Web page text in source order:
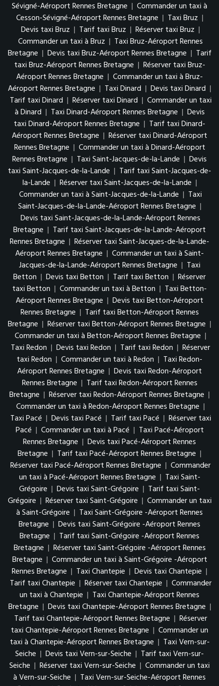
Sévigné-Aéroport Rennes Bretagne | Commander un taxi à
Cesson-Sévigné-Aéroport Rennes Bretagne | Taxi Bruz |
Devis taxi Bruz | Tarif taxi Bruz | Réserver taxi Bruz |
Commander un taxi à Bruz | Taxi Bruz-Aéroport Rennes
Bretagne | Devis taxi Bruz-Aéroport Rennes Bretagne | Tarif
taxi Bruz-Aéroport Rennes Bretagne | Réserver taxi Bruz-
Aéroport Rennes Bretagne | Commander un taxi à Bruz-
Aéroport Rennes Bretagne | Taxi Dinard | Devis taxi Dinard |
Tarif taxi Dinard | Réserver taxi Dinard | Commander un taxi
à Dinard | Taxi Dinard-Aéroport Rennes Bretagne | Devis
taxi Dinard-Aéroport Rennes Bretagne | Tarif taxi Dinard-
Aéroport Rennes Bretagne | Réserver taxi Dinard-Aéroport
Rennes Bretagne | Commander un taxi à Dinard-Aéroport
Rennes Bretagne | Taxi Saint-Jacques-de-la-Lande | Devis
taxi Saint-Jacques-de-la-Lande | Tarif taxi Saint-Jacques-de-
la-Lande | Réserver taxi Saint-Jacques-de-la-Lande |
Commander un taxi à Saint-Jacques-de-la-Lande | Taxi
Saint-Jacques-de-la-Lande-Aéroport Rennes Bretagne |
Devis taxi Saint-Jacques-de-la-Lande-Aéroport Rennes
Bretagne | Tarif taxi Saint-Jacques-de-la-Lande-Aéroport
Rennes Bretagne | Réserver taxi Saint-Jacques-de-la-Lande-
Aéroport Rennes Bretagne | Commander un taxi à Saint-
Jacques-de-la-Lande-Aéroport Rennes Bretagne | Taxi
Betton | Devis taxi Betton | Tarif taxi Betton | Réserver
taxi Betton | Commander un taxi à Betton | Taxi Betton-
Aéroport Rennes Bretagne | Devis taxi Betton-Aéroport
Rennes Bretagne | Tarif taxi Betton-Aéroport Rennes
Bretagne | Réserver taxi Betton-Aéroport Rennes Bretagne |
Commander un taxi à Betton-Aéroport Rennes Bretagne |
Taxi Redon | Devis taxi Redon | Tarif taxi Redon | Réserver
taxi Redon | Commander un taxi à Redon | Taxi Redon-
Aéroport Rennes Bretagne | Devis taxi Redon-Aéroport
Rennes Bretagne | Tarif taxi Redon-Aéroport Rennes
Bretagne | Réserver taxi Redon-Aéroport Rennes Bretagne |
Commander un taxi à Redon-Aéroport Rennes Bretagne |
Taxi Pacé | Devis taxi Pacé | Tarif taxi Pacé | Réserver taxi
Pacé | Commander un taxi à Pacé | Taxi Pacé-Aéroport
Rennes Bretagne | Devis taxi Pacé-Aéroport Rennes
Bretagne | Tarif taxi Pacé-Aéroport Rennes Bretagne |
Réserver taxi Pacé-Aéroport Rennes Bretagne | Commander
un taxi à Pacé-Aéroport Rennes Bretagne | Taxi Saint-
Grégoire | Devis taxi Saint-Grégoire | Tarif taxi Saint-
Grégoire | Réserver taxi Saint-Grégoire | Commander un taxi
à Saint-Grégoire | Taxi Saint-Grégoire -Aéroport Rennes
Bretagne | Devis taxi Saint-Grégoire -Aéroport Rennes
Bretagne | Tarif taxi Saint-Grégoire -Aéroport Rennes
Bretagne | Réserver taxi Saint-Grégoire -Aéroport Rennes
Bretagne | Commander un taxi à Saint-Grégoire -Aéroport
Rennes Bretagne | Taxi Chantepie | Devis taxi Chantepie |
Tarif taxi Chantepie | Réserver taxi Chantepie | Commander
un taxi à Chantepie | Taxi Chantepie-Aéroport Rennes
Bretagne | Devis taxi Chantepie-Aéroport Rennes Bretagne |
Tarif taxi Chantepie-Aéroport Rennes Bretagne | Réserver
taxi Chantepie-Aéroport Rennes Bretagne | Commander un
taxi à Chantepie-Aéroport Rennes Bretagne | Taxi Vern-sur-
Seiche | Devis taxi Vern-sur-Seiche | Tarif taxi Vern-sur-
Seiche | Réserver taxi Vern-sur-Seiche | Commander un taxi
à Vern-sur-Seiche | Taxi Vern-sur-Seiche-Aéroport Rennes